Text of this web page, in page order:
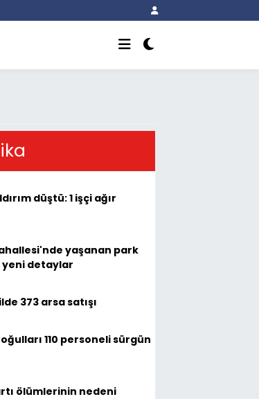
düştü: 1 işçi ağır
yaşanan park
yeni detaylar
373 arsa satışı
110 personeli sürgün
ölümlerinin nedeni